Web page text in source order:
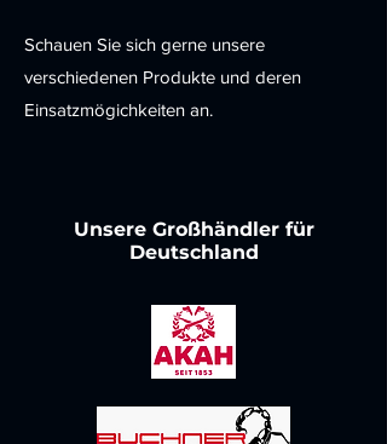
Schauen Sie sich gerne unsere
verschiedenen Produkte und deren
Einsatzmögichkeiten an.
Unsere Großhändler für
Deutschland